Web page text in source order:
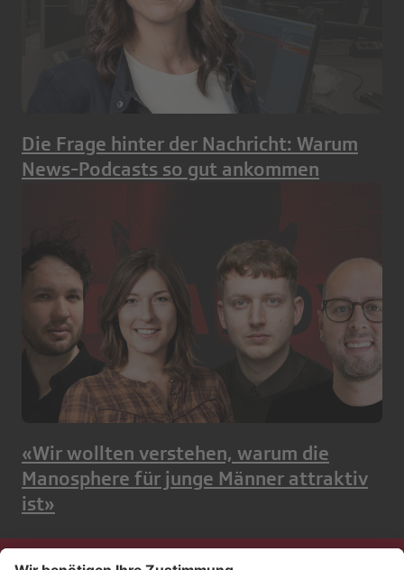
Die Frage hinter der Nachricht: Warum
News-Podcasts so gut ankommen
«Wir wollten verstehen, warum die
Manosphere für junge Männer attraktiv
ist»